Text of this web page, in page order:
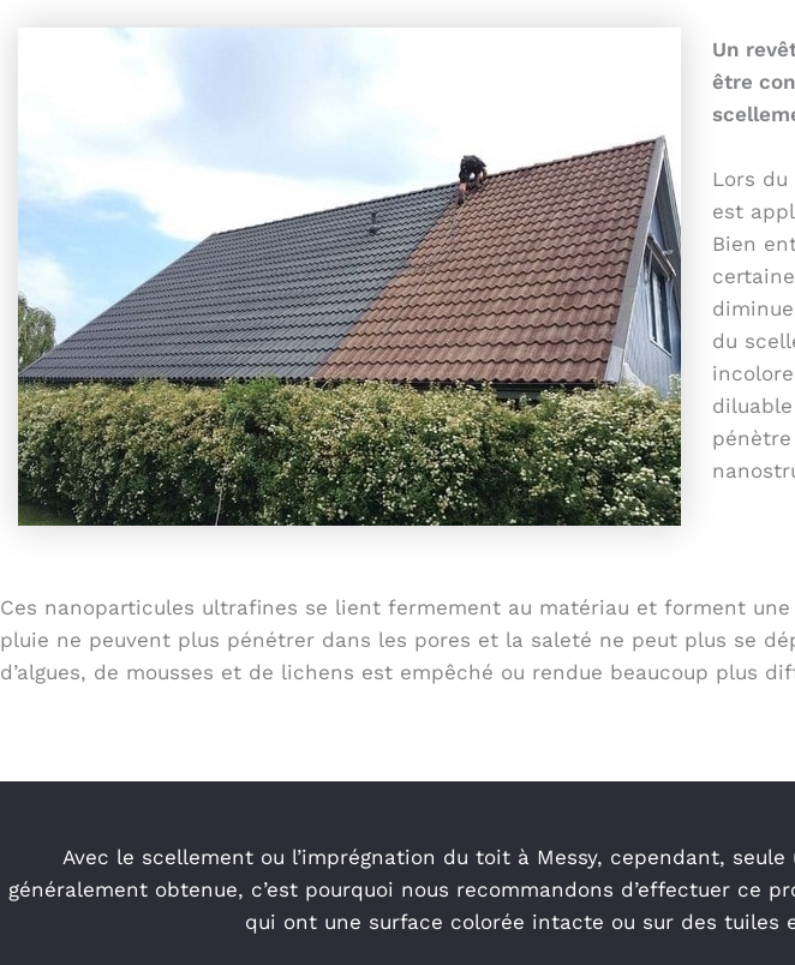
Un
être
Lors
est
Bien
du
Ces nanoparticules ultrafines se lient fermement au matériau et forment
pluie ne peuvent plus pénétrer dans les pores et la saleté ne peut plus se
d’algues, de mousses et de lichens est empêché ou rendue beaucoup plus
Avec le scellement ou l’imprégnation du toit à Messy, cependant,
généralement obtenue, c’est pourquoi nous recommandons d’effectuer
qui ont une surface colorée intacte ou sur des tuiles